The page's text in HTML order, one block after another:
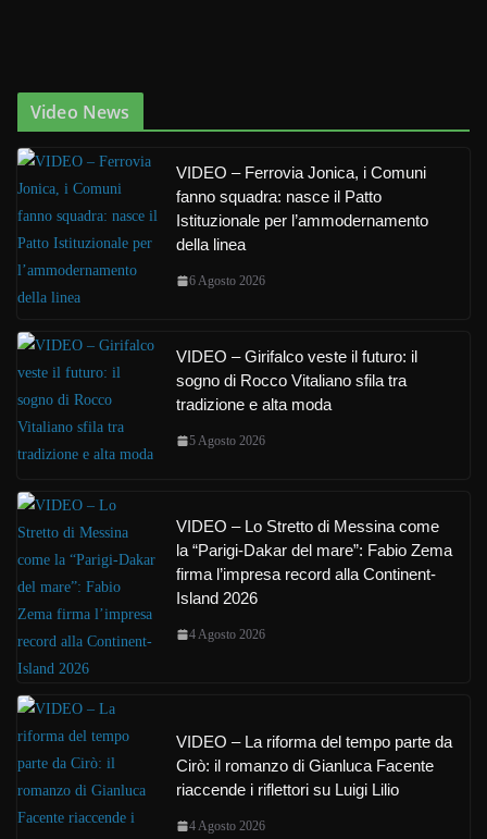
Video News
VIDEO – Ferrovia Jonica, i Comuni
fanno squadra: nasce il Patto
Istituzionale per l’ammodernamento
della linea
6 Agosto 2026
VIDEO – Girifalco veste il futuro: il
sogno di Rocco Vitaliano sfila tra
tradizione e alta moda
5 Agosto 2026
VIDEO – Lo Stretto di Messina come
la “Parigi-Dakar del mare”: Fabio Zema
firma l’impresa record alla Continent-
Island 2026
4 Agosto 2026
VIDEO – La riforma del tempo parte da
Cirò: il romanzo di Gianluca Facente
riaccende i riflettori su Luigi Lilio
4 Agosto 2026